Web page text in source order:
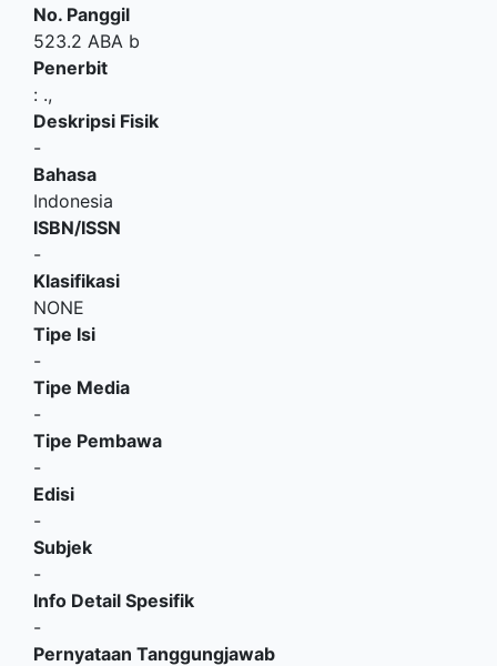
No. Panggil
523.2 ABA b
Penerbit
: .,
Deskripsi Fisik
-
Bahasa
Indonesia
ISBN/ISSN
-
Klasifikasi
NONE
Tipe Isi
-
Tipe Media
-
Tipe Pembawa
-
Edisi
-
Subjek
-
Info Detail Spesifik
-
Pernyataan Tanggungjawab